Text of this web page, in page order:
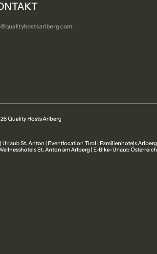
qualityhostsarlberg.com
Quality Hosts Arlberg
| Urlaub St. Anton | Eventlocation Tirol | Familienhotels Arlberg
St. Anton am Arlberg | E-Bike-Urlaub Österreich